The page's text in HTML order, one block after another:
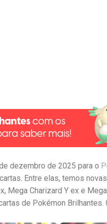
dezembro de 2025 para o
Entre elas, temos novas
Mega Charizard Y ex e
de Pokémon Brilhantes.